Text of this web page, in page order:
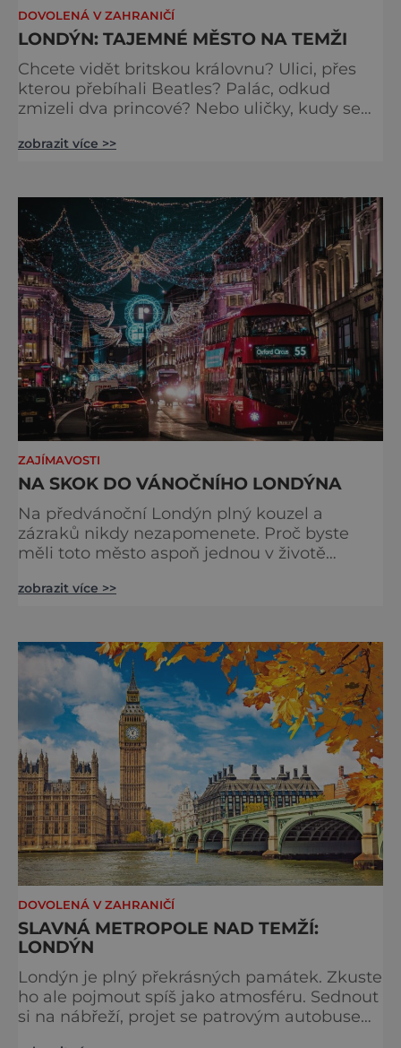
DOVOLENÁ V ZAHRANIČÍ
LONDÝN: TAJEMNÉ MĚSTO NA TEMŽI
Chcete vidět britskou královnu? Ulici, přes
kterou přebíhali Beatles? Palác, odkud
zmizeli dva princové? Nebo uličky, kudy se
jak to všechno stihnout? Kouzelný Londýn
sebe. Pokud už nemáte štěstí, abyste do
Buckinghamského paláce viděli vjíždět či
odjíždět královnu Alž
zobrazit více >>
ZAJÍMAVOSTI
NA SKOK DO VÁNOČNÍHO LONDÝNA
Na předvánoční Londýn plný kouzel a
zázraků nikdy nezapomenete. Proč byste
měli toto město aspoň jednou v životě
nejkrásnější svátky v roce? Nákupy, bruslení,
typicky londýnského? Angličané milují
kluziště, patří k neodmyslitelné předvánoční
tradici a zábavě všech věkových k
zobrazit více >>
DOVOLENÁ V ZAHRANIČÍ
SLAVNÁ METROPOLE NAD TEMŽÍ:
LONDÝN
Londýn je plný překrásných památek. Zkuste
ho ale pojmout spíš jako atmosféru. Sednout
si na nábřeží, projet se patrovým autobusem